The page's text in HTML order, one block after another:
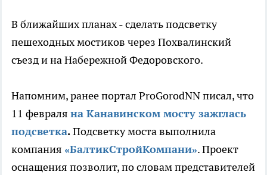
В ближайших планах - сделать подсветку
пешеходных мостиков через Похвалинский
съезд и на Набережной Федоровского.
Напомним, ранее портал ProGorodNN писал, что
11 февраля на Канавинском мосту зажглась
подсветка.Подсветку моста выполнила
компания «БалтикСтройКомпани». Проект
оснащения позволит, по словам представителей